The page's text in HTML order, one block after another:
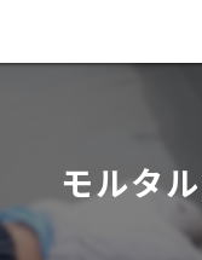
モルタ